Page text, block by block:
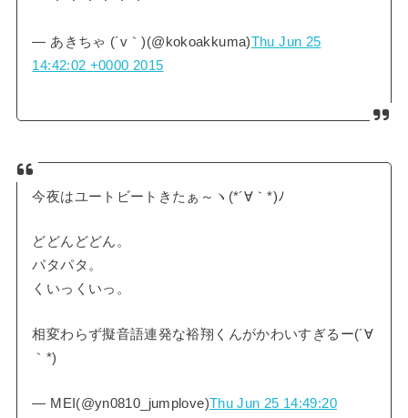
— あきちゃ (´v｀)(@kokoakkuma)Thu Jun 25
14:42:02 +0000 2015
今夜はユートビートきたぁ～ヽ(*´∀｀*)ﾉ
どどんどどん。
パタパタ。
くいっくいっ。
相変わらず擬音語連発な裕翔くんがかわいすぎるー(´∀
｀*)
— MEI(@yn0810_jumplove)Thu Jun 25 14:49:20